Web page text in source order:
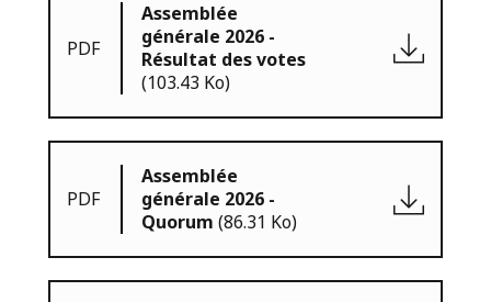
PDF
Assemblée
générale 2026 -
Résultat des votes
(103.43 Ko)
PDF
Assemblée
générale 2026 -
Quorum (86.31 Ko)